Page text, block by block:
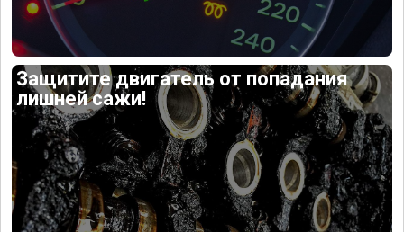
Защитите двигатель от попадания
лишней сажи!